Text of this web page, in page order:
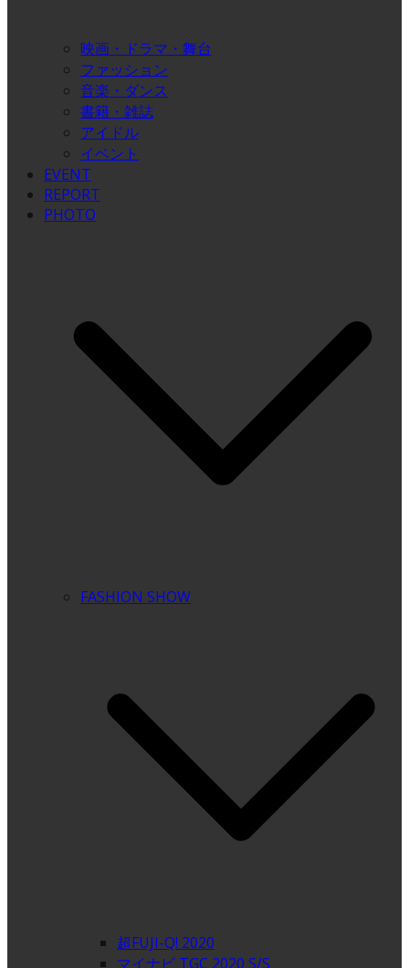
映画・ドラマ・舞台
ファッション
音楽・ダンス
書籍・雑誌
アイドル
イベント
EVENT
REPORT
PHOTO
FASHION SHOW
超FUJI-Q! 2020
マイナビ TGC 2020 S/S